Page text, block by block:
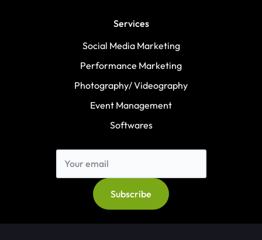
Services
Social Media Marketing
Performance Marketing
Photography/ Videography
Event Management
Softwares